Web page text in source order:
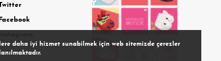
daha iyi hizmet sunabilmek için web sitemizde çerezler